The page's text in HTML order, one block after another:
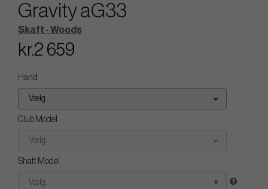
Gravity aG33
Skaft - Woods
kr.2 659
Hand
Vælg...
Club Model
Vælg...
Shaft Model
Vælg...